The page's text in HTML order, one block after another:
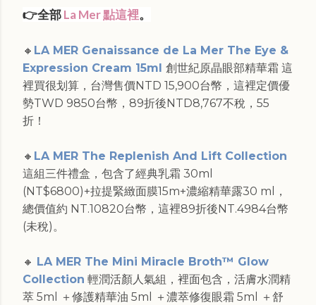
👉全部La Mer 點這裡。
🔸 LA MER Genaissance de La Mer The Eye &
Expression Cream 15ml 創世紀原晶眼部精華霜 這
裡買很划算，台灣售價NTD 15,900台幣，這裡定價優
勢TWD 9850台幣，89折後NTD8,767不稅，55
折！
🔸 LA MER The Replenish And Lift Collection
這組三件禮盒，包含了經典乳霜 30ml
(NT$6800)+拉提緊緻面膜15m+濃縮精華露30 ml，
總價值約 NT.10820台幣，這裡89折後NT.4984台幣
(未稅)。
🔸 LA MER The Mini Miracle Broth™ Glow
Collection 輕潤活顏人氣組，裡面包含，活膚水潤精
萃 5ml ＋修護精華油 5ml ＋濃萃修復眼霜 5ml ＋舒